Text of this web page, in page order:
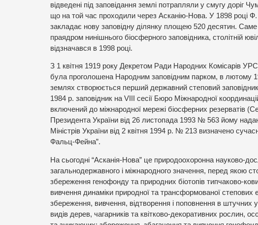
відведені під заповідання землі потрапляли у смугу доріг
що на той час проходили через Асканію-Нова. У 1898 році
закладає нову заповідну ділянку площею 520 десятин.
праядром нинішнього біосферного заповідника, столітній
відзначався в 1998 році.
З 1 квітня 1919 року Декретом Ради Народних Комісарів
була проголошена Народним заповідним парком, в лютому
землях створюється перший державний степовий заповідник
1984 р. заповідник на VIII сесії Бюро Міжнародної
включений до міжнародної мережі біосферних резерватів
Президента України від 26 листопада 1993 № 563 йому
Міністрів України від 2 квітня 1994 р. № 213 визначено
Фальц-Фейна”.
На сьогодні “Асканія-Нова” це природоохоронна науково-
загальнодержавного і міжнародного значення, перед якою
збереження генофонду та природних біотопів типчаково-
вивчення динаміки природної та трансформованої степових
збереження, вивчення, відтворення і поповнення в штучних
видів дерев, чагарників та квітково-декоративних рослин,